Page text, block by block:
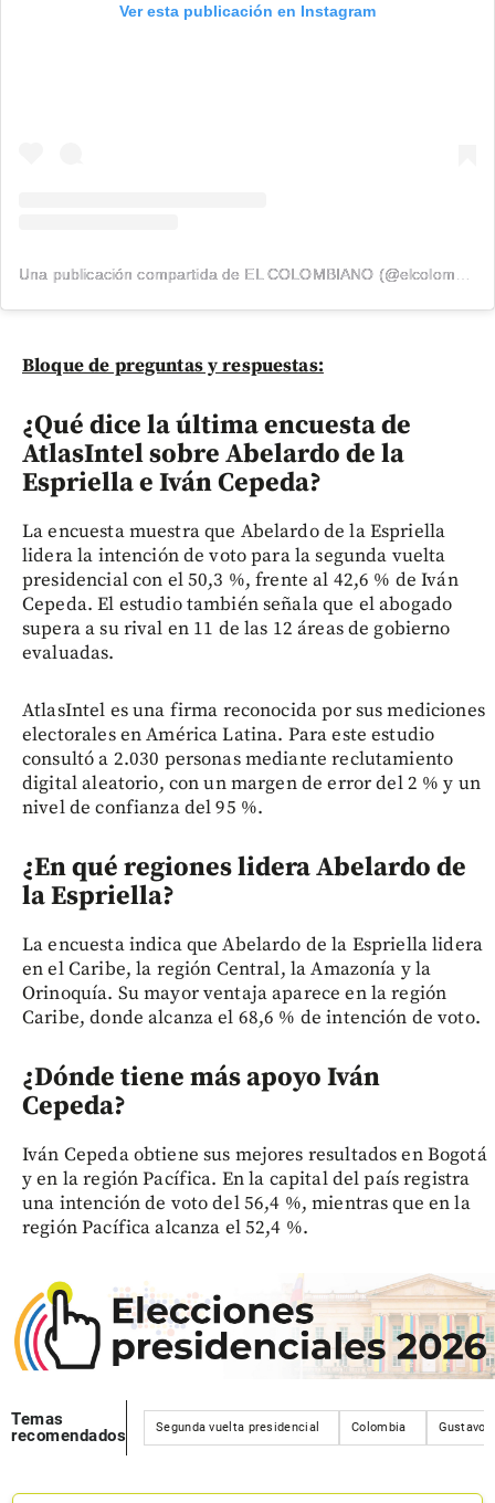
Ver esta publicación en Instagram
Bloque de preguntas y respuestas:
¿Qué dice la última encuesta de
AtlasIntel sobre Abelardo de la
Espriella e Iván Cepeda?
La encuesta muestra que Abelardo de la Espriella
lidera la intención de voto para la segunda vuelta
presidencial con el 50,3 %, frente al 42,6 % de Iván
Cepeda. El estudio también señala que el abogado
supera a su rival en 11 de las 12 áreas de gobierno
evaluadas.
AtlasIntel es una firma reconocida por sus mediciones
electorales en América Latina. Para este estudio
consultó a 2.030 personas mediante reclutamiento
digital aleatorio, con un margen de error del 2 % y un
nivel de confianza del 95 %.
¿En qué regiones lidera Abelardo de
la Espriella?
La encuesta indica que Abelardo de la Espriella lidera
en el Caribe, la región Central, la Amazonía y la
Orinoquía. Su mayor ventaja aparece en la región
Caribe, donde alcanza el 68,6 % de intención de voto.
¿Dónde tiene más apoyo Iván
Cepeda?
Iván Cepeda obtiene sus mejores resultados en Bogotá
y en la región Pacífica. En la capital del país registra
una intención de voto del 56,4 %, mientras que en la
región Pacífica alcanza el 52,4 %.
Temas
recomendados
Segunda vuelta presidencial Colombia Gustavo